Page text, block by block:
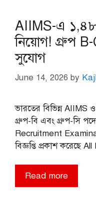
AIIMS-এ
নিয়োগ! গ্রুপ B-
সুযোগ
June 14, 2026 by
ভারতের বিভিন্ন AIIMS ও
গ্রুপ-বি এবং গ্রুপ-সি
Recruitment
বিজ্ঞপ্তি প্রকাশ করেছে
Read more